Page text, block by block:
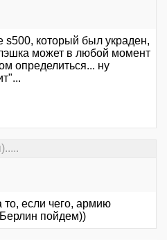
s500, который был украден,
может в любой момент
определиться... ну
то, если чего, армию
пойдем))